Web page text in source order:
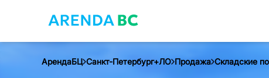
АрендаБЦ Санкт-Петербург+ЛО Продажа Складские